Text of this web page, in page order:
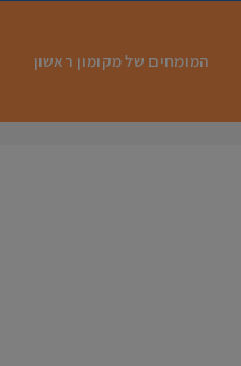
המומחים של מקומון ראשון